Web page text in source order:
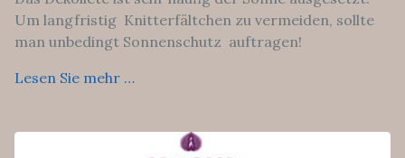
Um langfristig Knitterfältchen zu vermeiden, sollte
man unbedingt Sonnenschutz auftragen!
Lesen Sie mehr …